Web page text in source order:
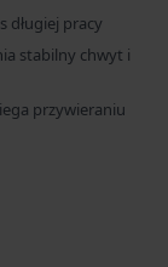
długiej pracy
stabilny chwyt i
przywieraniu